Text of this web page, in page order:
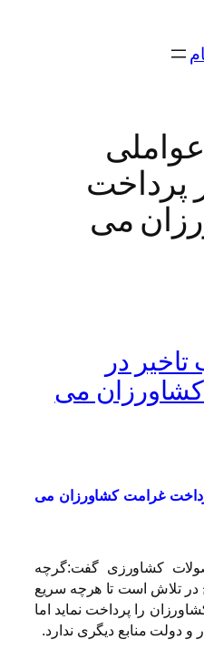
پرداخت
می
در
می
غرامت کشاورزان می
کشاورزی گفت:گرچه
در تلاش است تا هرچه سریع
را پرداخت نماید اما
و دولت منابع دیگری ندارد.